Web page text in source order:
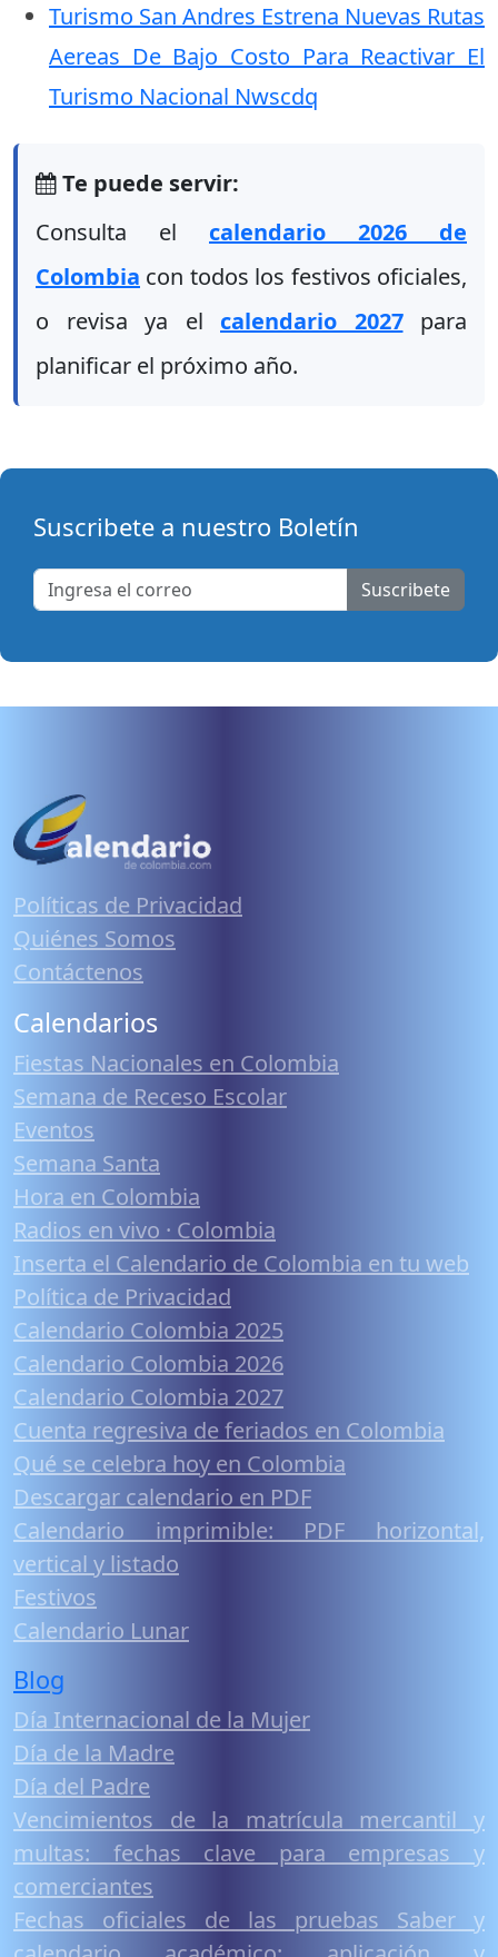
Turismo San Andres Estrena Nuevas Rutas
Aereas De Bajo Costo Para Reactivar El
Turismo Nacional Nwscdq
Te puede servir:
Consulta el calendario 2026 de
Colombia con todos los festivos oficiales,
o revisa ya el calendario 2027para
planificar el próximo año.
Suscribete a nuestro Boletín
Suscribete
Políticas de Privacidad
Quiénes Somos
Contáctenos
Calendarios
Fiestas Nacionales en Colombia
Semana de Receso Escolar
Eventos
Semana Santa
Hora en Colombia
Radios en vivo · Colombia
Inserta el Calendario de Colombia en tu web
Política de Privacidad
Calendario Colombia 2025
Calendario Colombia 2026
Calendario Colombia 2027
Cuenta regresiva de feriados en Colombia
Qué se celebra hoy en Colombia
Descargar calendario en PDF
Calendario imprimible: PDF horizontal,
vertical y listado
Festivos
Calendario Lunar
Blog
Día Internacional de la Mujer
Día de la Madre
Día del Padre
Vencimientos de la matrícula mercantil y
multas: fechas clave para empresas y
comerciantes
Fechas oficiales de las pruebas Saber y